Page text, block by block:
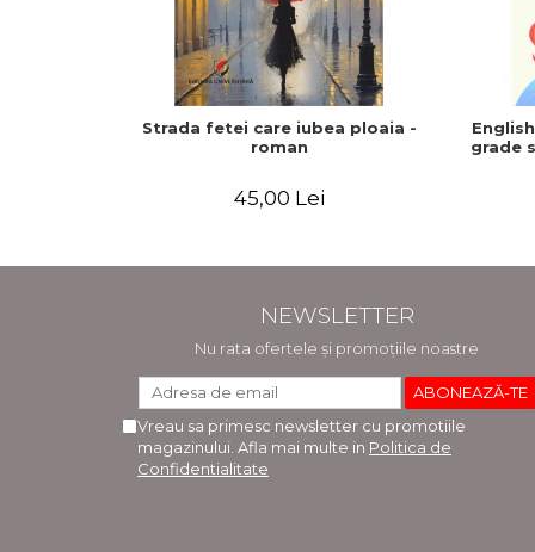
Strada fetei care iubea ploaia -
roman
45,00 Lei
grade
NEWSLETTER
Nu rata ofertele și promoțiile noastre
Vreau sa primesc newsletter cu promotiile
magazinului. Afla mai multe in Politica de
Confidentialitate